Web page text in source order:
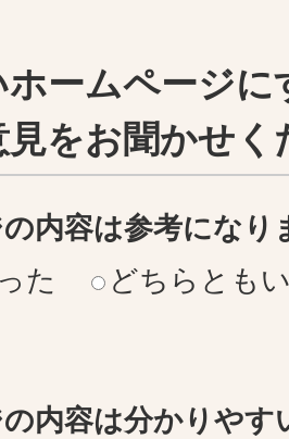
ホームページ
見をお聞かせく
内容は参考になり
た
どちらとも
内容は分かりやす